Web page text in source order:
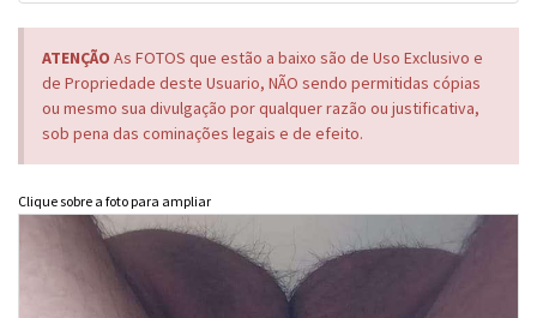
ATENÇÃO As FOTOS que estão a baixo são de Uso Exclusivo e
de Propriedade deste Usuario, NÃO sendo permitidas cópias
ou mesmo sua divulgação por qualquer razão ou justificativa,
sob pena das cominações legais e de efeito.
Clique sobre a foto para ampliar